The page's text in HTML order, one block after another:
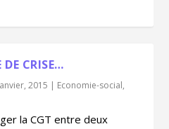
DE CRISE…
2015 | Economie-social,
la CGT entre deux